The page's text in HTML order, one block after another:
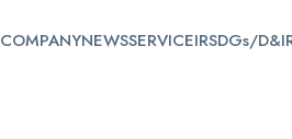
COMPANYNEWSSERVICEIRSDGs/D&I